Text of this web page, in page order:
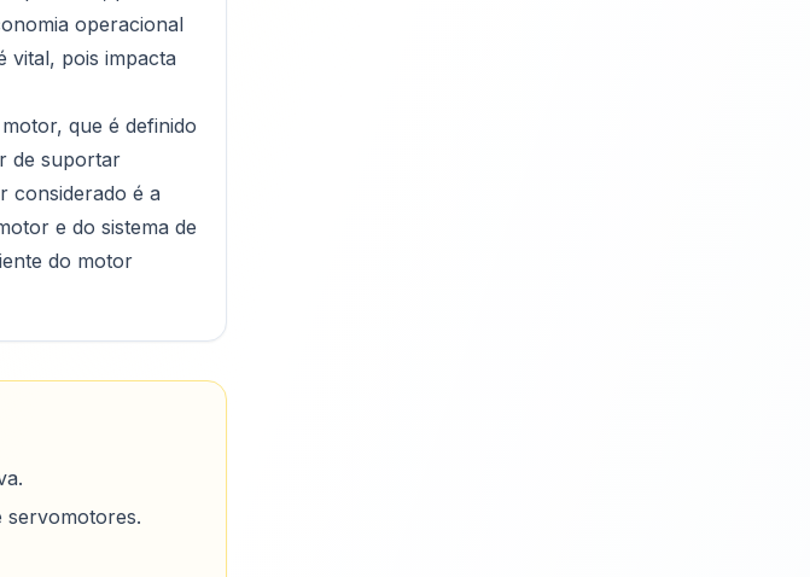
operacional
vital, pois impacta
que é definido
de suportar
considerado é a
e do sistema de
do motor
servomotores.